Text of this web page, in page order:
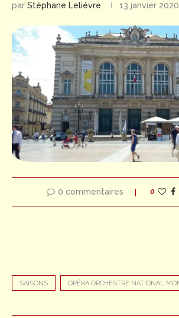
par Stéphane Lelièvre 13 janvier 2020
0 commentaires 0
SAISONS OPÉRA ORCHESTRE NATIONAL